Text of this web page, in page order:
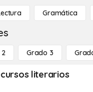
Gramática
Grado 3
literarios